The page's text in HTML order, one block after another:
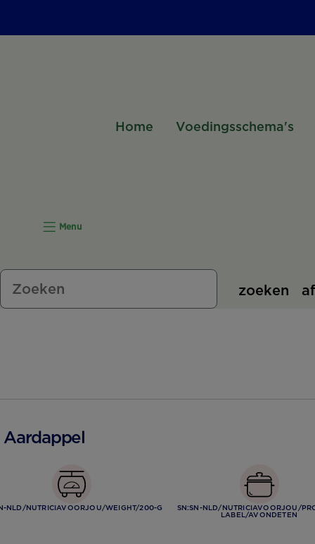
Home Voedingsschema's
Menu
zoeken
NLD/NUTRICIAVOORJOU/WEIGHT/200-G
SN:SN-NLD/NUTRICIAVOORJOU/
LABEL/AVONDETEN